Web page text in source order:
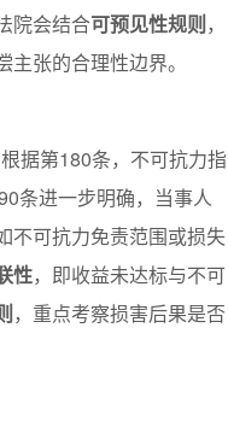
院会结合可预见性规则，
张的合理性边界。
据第180条，不可抗力指
条进一步明确，当事人
如不可抗力免责范围或损失
性，即收益未达标与不可
，重点考察损害后果是否